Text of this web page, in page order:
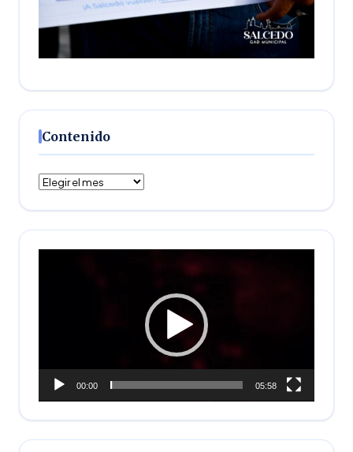
Contenido
Contenido
00:00 05:58